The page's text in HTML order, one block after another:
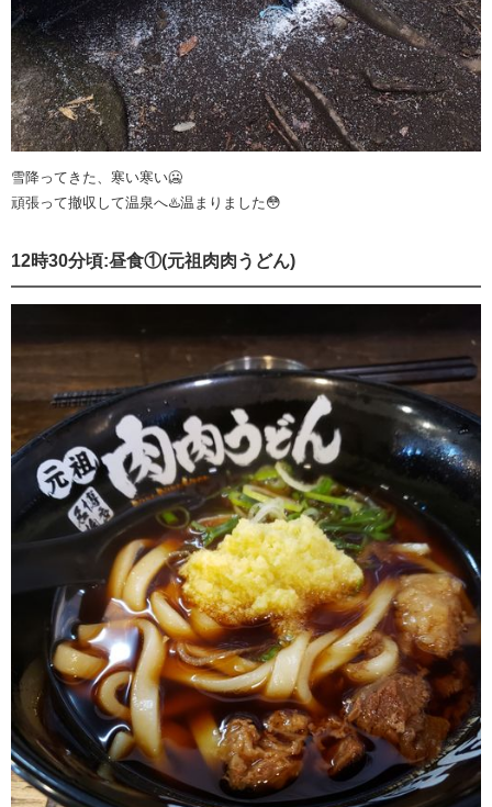
雪降ってきた、寒い寒い🥶
頑張って撤収して温泉へ♨️温まりました😳
12時30分頃:昼食①(元祖肉肉うどん)